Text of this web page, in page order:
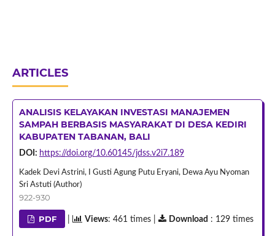
ARTICLES
ANALISIS KELAYAKAN INVESTASI MANAJEMEN
SAMPAH BERBASIS MASYARAKAT DI DESA KEDIRI
KABUPATEN TABANAN, BALI
DOI: https://doi.org/10.60145/jdss.v2i7.189
Kadek Devi Astrini, I Gusti Agung Putu Eryani, Dewa Ayu Nyoman
Sri Astuti (Author)
922-930
PDF Views: 461 times | Download : 129 times